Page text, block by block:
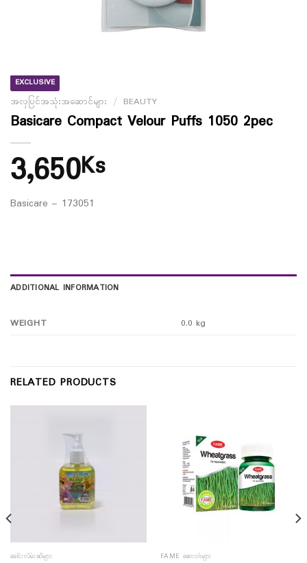
EXCLUSIVE
အလှပြင်အသုံးအဆောင်များ / BEAUTY
Basicare Compact Velour Puffs 1050 2pec
3,650Ks
Basicare – 173051
ADDITIONAL INFORMATION
WEIGHT 0.0 kg
RELATED PRODUCTS
ခေါင်းလိမ်းဆီများ FAME ဆေးဝါးများ